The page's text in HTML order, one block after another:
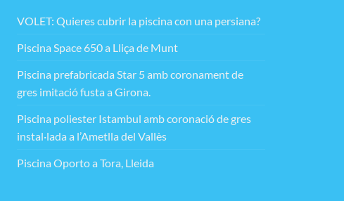
VOLET: Quieres cubrir la piscina con una persiana?
Piscina Space 650 a Lliça de Munt
Piscina prefabricada Star 5 amb coronament de
gres imitació fusta a Girona.
Piscina poliester Istambul amb coronació de gres
instal·lada a l’Ametlla del Vallès
Piscina Oporto a Tora, Lleida